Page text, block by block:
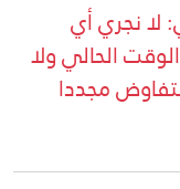
لا نجري أي
الحالي ولا
مجددا